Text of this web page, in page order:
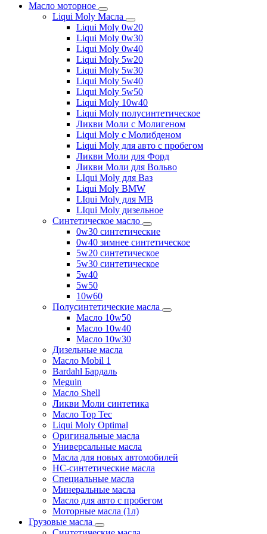
Масло моторное
Liqui Moly Масла
Liqui Moly 0w20
Liqui Moly 0w30
Liqui Moly 0w40
Liqui Moly 5w20
Liqui Moly 5w30
Liqui Moly 5w40
Liqui Moly 5w50
Liqui Moly 10w40
Liqui Moly полусинтетическое
Ликви Моли с Молигеном
Liqui Moly с Молибденом
Liqui Moly для авто с пробегом
Ликви Моли для Форд
Ликви Моли для Вольво
LIqui Moly для Ваз
Liqui Moly BMW
LIqui Moly для MB
LIqui Moly дизельное
Синтетическое масло
0w30 синтетические
0w40 зимнее синтетическое
5w20 синтетическое
5w30 синтетическое
5w40
5w50
10w60
Полусинтетические масла
Масло 10w50
Масло 10w40
Масло 10w30
Дизельные масла
Масло Mobil 1
Bardahl Бардаль
Meguin
Масло Shell
Ликви Моли синтетика
Масло Top Tec
Liqui Moly Optimal
Оригинальные масла
Универсальные масла
Масла для новых автомобилей
HC-синтетические масла
Специальные масла
Минеральные масла
Масло для авто с пробегом
Моторные масла (1л)
Грузовые масла